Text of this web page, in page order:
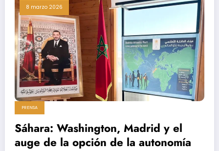
8 marzo 2026
PRENSA
Sáhara: Washington, Madrid y el
auge de la opción de la autonomía